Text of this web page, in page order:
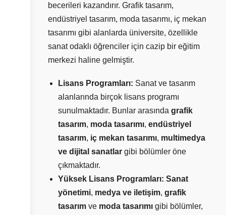
becerileri kazandırır. Grafik tasarım,
endüstriyel tasarım, moda tasarımı, iç mekan
tasarımı gibi alanlarda üniversite, özellikle
sanat odaklı öğrenciler için cazip bir eğitim
merkezi haline gelmiştir.
Lisans Programları: Sanat ve tasarım
alanlarında birçok lisans programı
sunulmaktadır. Bunlar arasında grafik
tasarım, moda tasarımı, endüstriyel
tasarım, iç mekan tasarımı, multimedya
ve dijital sanatlar gibi bölümler öne
çıkmaktadır.
Yüksek Lisans Programları: Sanat
yönetimi, medya ve iletişim, grafik
tasarım ve moda tasarımı gibi bölümler,